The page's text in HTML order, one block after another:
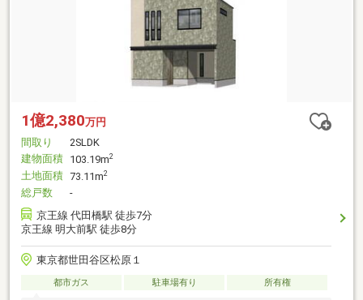
1億2,380万円
間取り
2SLDK
建物面積 103.19m2
土地面積 73.11m2
総戸数
-
京王線 代田橋駅 徒歩7分
京王線 明大前駅 徒歩8分
東京都世田谷区松原１
都市ガス 駐車場有り 所有権